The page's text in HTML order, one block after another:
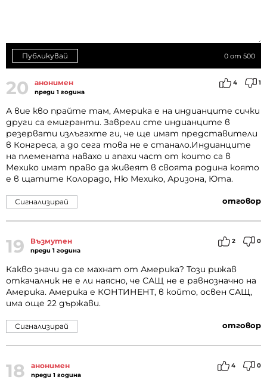
0 от 500
Публикувай
20 анонимен
преди 1 година
4 1
А вие кво прайте там, Америка е на индианците сички
други са емигранти. Заврели сте индианците в
резервати излъгахте ги, че ще имат представители
в Конгреса, а до сега това не е станало.Индианците
на племената навахо и апахи част от които са в
Мехико имат право да живеят в своята родина която
е в щатите Колорадо, Ню Мехико, Аризона, Юта.
отговор
Сигнализирай
19 Възмутен
преди 1 година
2 0
Какво значи да се махнат от Америка? Този рижав
откачалник не е ли наясно, че САЩ не е равнозначно на
Америка. Америка е КОНТИНЕНТ, в който, освен САЩ,
има още 22 държави.
отговор
Сигнализирай
18 анонимен
преди 1 година
4 0